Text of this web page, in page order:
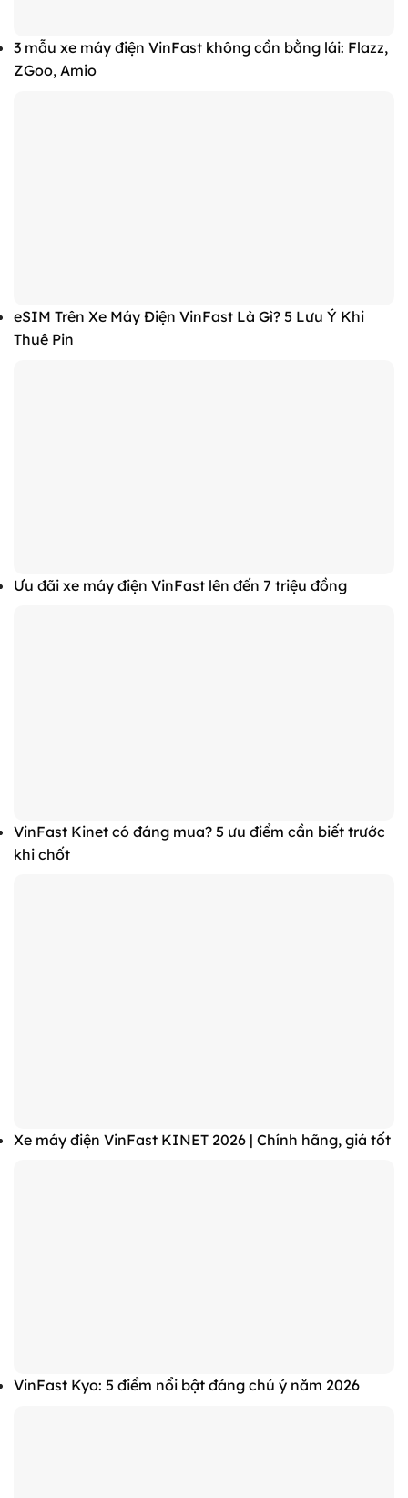
3 mẫu xe máy điện VinFast không cần bằng lái: Flazz,
ZGoo, Amio
eSIM Trên Xe Máy Điện VinFast Là Gì? 5 Lưu Ý Khi
Thuê Pin
Ưu đãi xe máy điện VinFast lên đến 7 triệu đồng
VinFast Kinet có đáng mua? 5 ưu điểm cần biết trước
khi chốt
Xe máy điện VinFast KINET 2026 | Chính hãng, giá tốt
VinFast Kyo: 5 điểm nổi bật đáng chú ý năm 2026